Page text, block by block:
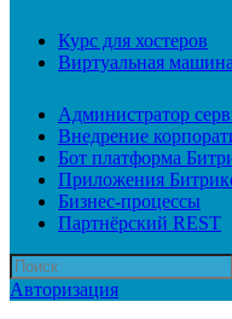
Курс для хостеров
Виртуальная
Администратор
Внедрение
Бот платформа
Приложения
Бизнес-процессы
Партнёрский REST
Авторизация